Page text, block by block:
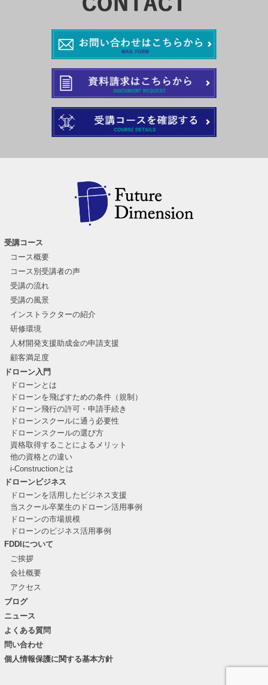
受講コース
コース概要
コース別受講者の声
受講の流れ
受講の風景
インストラクターの紹介
研修環境
人材開発支援助成金の申請支援
顧客満足度
ドローン入門
ドローンとは
ドローンを飛ばすための条件（規制）
ドローン飛行の許可・申請手続き
ドローンスクールに通う必要性
ドローンスクールの選び方
資格取得することによるメリット
他の資格との違い
i-Constructionとは
ドローンビジネス
ドローンを活用したビジネス支援
当スクール卒業生のドローン活用事例
ドローンの市場規模
ドローンのビジネス活用事例
FDDIについて
ご挨拶
会社概要
アクセス
ブログ
ニュース
よくある質問
問い合わせ
個人情報保護に関する基本方針